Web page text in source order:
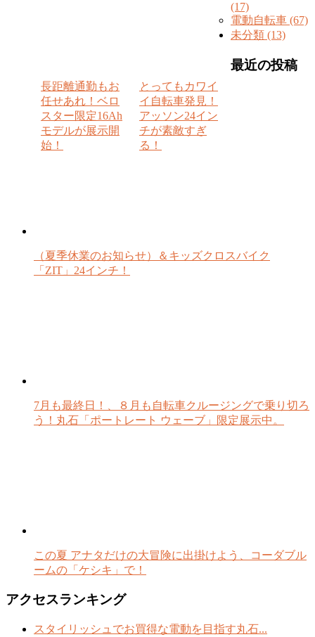
長距離通勤もお
任せあれ！ベロ
スター限定16Ah
モデルが展示開
始！
とってもカワイ
イ自転車発見！
アッソン24イン
チが素敵すぎ
る！
(17)
電動自転車 (67)
未分類 (13)
最近の投稿
（夏季休業のお知らせ）＆キッズクロスバイク
「ZIT」24インチ！
7月も最終日！、８月も自転車クルージングで乗り切ろ
う！丸石「ポートレート ウェーブ」限定展示中。
この夏 アナタだけの大冒険に出掛けよう、コーダブル
ームの「ケシキ」で！
アクセスランキング
スタイリッシュでお買得な電動を目指す丸石...